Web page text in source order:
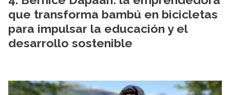
que transforma bambú en bicicletas
para impulsar la educación y el
desarrollo sostenible